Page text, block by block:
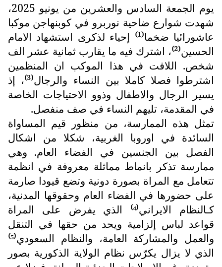
يوم الجمعة السادس والعشرين من يونيو 2025،
شهدت شوارع ضاحية نوربرو في كوبنهاجن موكبا
عاشورائيا ضخما⁽
¹
⁾ إحياء لذكرى استشهاد الامام
الحسين⁽
²
⁾، اشترك فيه ما يقارب ثمانية عشر الف
شخص. اللافت في هذا الموكب ان المنظمين
اشترطوا فصلا كاملا بين النساء والرجال⁽
³
⁾، إذ
يسير الرجال والاطفال وذوو الاحتياجات الخاصة
في المقدمة، تليهم النساء في صف منفصل.
تمثل هذه الممارسة، من منظور قيم المساواة
السائدة في اوروبا الغربية، شكلا من اشكال
الفصل بين الجنسين في الفضاء العام. وهي
ممارسة تذكر بانماط مماثلة معروفة في انظمة
تتعامل مع المراة بصورة دونية وتضع قيودا صارمة
على حضورها في الفضاء العام وحقوقها المدنية،
كـالنظام الايراني⁽⁴⁾
الذي يفرض على المراة
قواعد لباس إلزامية ويحد من حقها في التنقل
والعمل والمشاركة العامة، والنظام السعودي⁽⁵⁾
الذي لا يزال يكرّس نظام الولاية الذكورية بصور